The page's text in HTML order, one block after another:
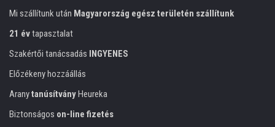
Mi szállítunk után Magyarország egész területén szállítunk
21 évtapasztalat
Szakértői tanácsadás INGYENES
Előzékeny hozzáállás
AranytanúsítványHeureka
Biztonságos on-line fizetés